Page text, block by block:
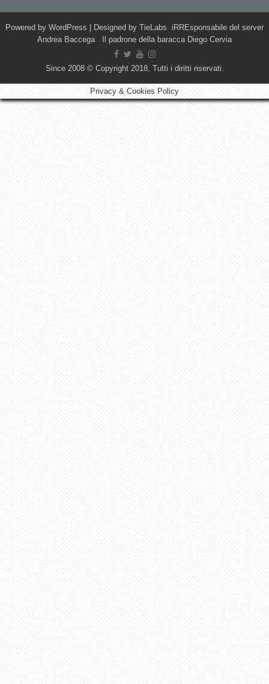
Powered by WordPress | Designed by TieLabs iRREsponsabile del server
Andrea Baccega Il padrone della baracca Diego Cervia
Since 2008 © Copyright 2018, Tutti i diritti riservati.
Privacy & Cookies Policy